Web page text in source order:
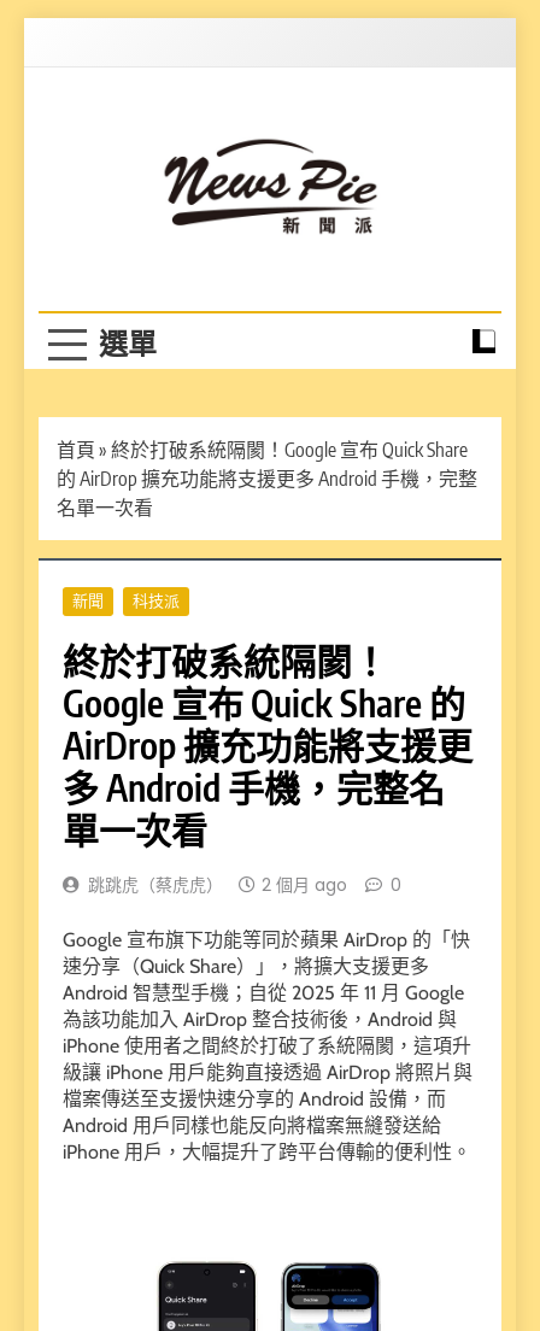
首頁 » 終於打破系統隔閡！Google 宣布 Quick Share
的 AirDrop 擴充功能將支援更多 Android 手機，完整
名單一次看
新聞 科技派
終於打破系統隔閡！
Google 宣布 Quick Share 的
AirDrop 擴充功能將支援更
多 Android 手機，完整名
單一次看
跳跳虎（蔡虎虎） 2 個月 ago 0
Google 宣布旗下功能等同於蘋果 AirDrop 的「快
速分享（Quick Share）」，將擴大支援更多
Android 智慧型手機；自從 2025 年 11 月 Google
為該功能加入 AirDrop 整合技術後，Android 與
iPhone 使用者之間終於打破了系統隔閡，這項升
級讓 iPhone 用戶能夠直接透過 AirDrop 將照片與
檔案傳送至支援快速分享的 Android 設備，而
Android 用戶同樣也能反向將檔案無縫發送給
iPhone 用戶，大幅提升了跨平台傳輸的便利性。